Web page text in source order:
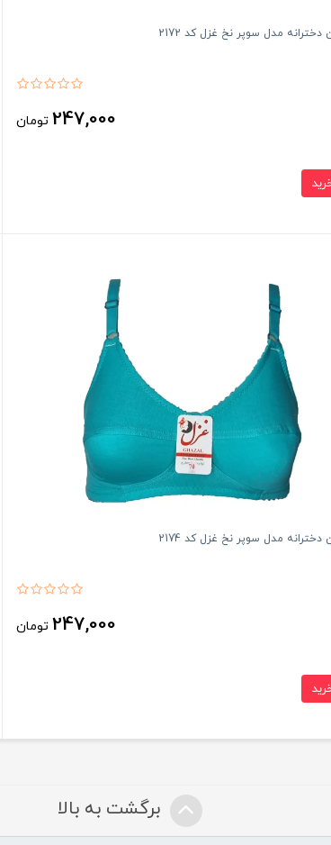
مدل سوپر نخ غزل کد 2172
247,000 تومان
مدل سوپر نخ غزل کد 2174
247,000 تومان
برگشت به بالا